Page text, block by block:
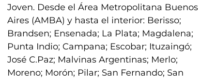
Joven. Desde el Área Metropolitana Buenos
Aires (AMBA) y hasta el interior: Berisso;
Brandsen; Ensenada; La Plata; Magdalena;
Punta Indio; Campana; Escobar; Ituzaingó;
José C.Paz; Malvinas Argentinas; Merlo;
Moreno; Morón; Pilar; San Fernando; San